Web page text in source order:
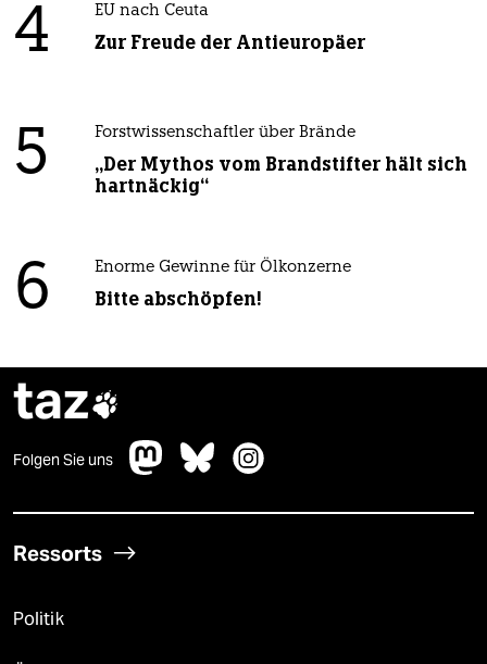
4 EU nach Ceuta
Zur Freude der Antieuropäer
5 Forstwissenschaftler über Brände
„Der Mythos vom Brandstifter hält sich
hartnäckig“
6 Enorme Gewinne für Ölkonzerne
Bitte abschöpfen!
taz
Folgen Sie uns
Ressorts
Politik